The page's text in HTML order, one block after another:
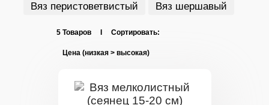
Вяз перистоветвистый
Вяз шершавый
5 Товаров I Сортировать: